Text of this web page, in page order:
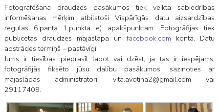
Fotografēšana draudzes pasākumos tiek veikta sabiedrības
informēšanas mērķim atbilstoši Vispārīgās datu aizsardzības
regulas 6.panta 1.punkta e) apakšpunktam. Fotogrāfijas tiek
publicētas draudzes mājaslapā unfacebook.com kontā. Datu
apstrādes termiņš – pastāvīgi.
Jums ir tiesības pieprasīt labot vai dzēst, ja tas ir iespējams,
fotogrāfijās fiksēto jūsu dalību pasākumos, sazinoties ar
mājaslapas administratori: vita.avotina2@gmail.com vai
29117408.